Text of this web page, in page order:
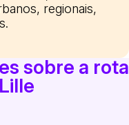
regionais,
sobre a rota